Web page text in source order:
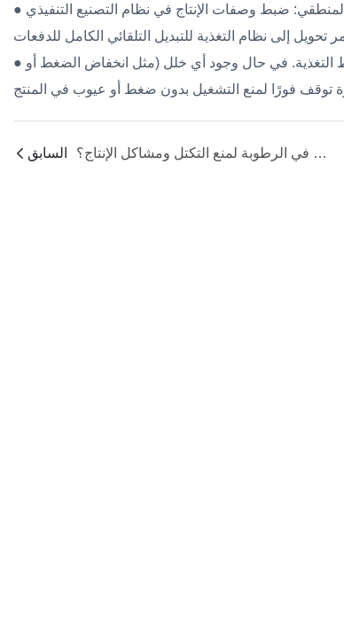
● التحكم المنطقي: ضبط وصفات الإنتاج في نظام التصنيع التنفيذي (MES). بعد تجهيز التغذية، يُرسل النظام إشارة بدء؛
● تقييم الحالة: ركّب مستشعرات ضغط ومفاتيح تدفق في خطوط التغذية. في حال وجود أي خلل (مثل انخفاض الضغط أو
السابق بالنسبة للمواد الخام الامتصاصية للرطوبة، كيف يقوم نظام التغذية بتطبيق التحكم في الرطوبة لمنع التكتل ومشاكل الإنتاج؟